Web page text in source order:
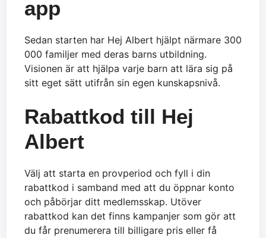
app
Sedan starten har Hej Albert hjälpt närmare 300
000 familjer med deras barns utbildning.
Visionen är att hjälpa varje barn att lära sig på
sitt eget sätt utifrån sin egen kunskapsnivå.
Rabattkod till Hej
Albert
Välj att starta en provperiod och fyll i din
rabattkod i samband med att du öppnar konto
och påbörjar ditt medlemsskap. Utöver
rabattkod kan det finns kampanjer som gör att
du får prenumerera till billigare pris eller få